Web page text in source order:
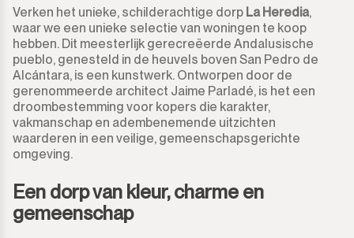
Guadalmina Alta
Guadalmina Baja
Guadiaro
La Alcaidesa
La Duquesa
Residentiele Percelen
Commercieel Percelen
Grond
Grond met Ruin
Commercieel
Bar
850.000€
900.000€
950.000€
1.000.000€
1.100.000€
1.200.000€
850.000€
900.000€
950.000€
1.000.000€
1.200.000€
Verken het unieke, schilderachtige dorp La Heredia,
waar we een unieke selectie van woningen te koop
hebben. Dit meesterlijk gerecreëerde Andalusische
pueblo, genesteld in de heuvels boven San Pedro de
Alcántara, is een kunstwerk. Ontworpen door de
gerenommeerde architect Jaime Parladé, is het een
droombestemming voor kopers die karakter,
vakmanschap en adembenemende uitzichten
waarderen in een veilige, gemeenschapsgerichte
omgeving.
Een dorp van kleur, charme en
gemeenschap